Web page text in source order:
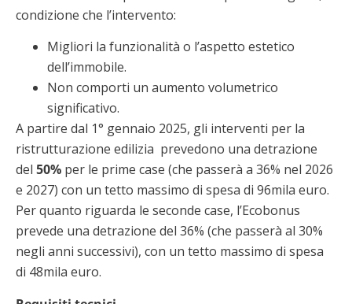
condizione che l’intervento:
Migliori la funzionalità o l’aspetto estetico
dell’immobile.
Non comporti un aumento volumetrico
significativo.
A partire dal 1° gennaio 2025, gli interventi per la
ristrutturazione edilizia prevedono una detrazione
del 50% per le prime case (che passerà a 36% nel 2026
e 2027) con un tetto massimo di spesa di 96mila euro.
Per quanto riguarda le seconde case, l’Ecobonus
prevede una detrazione del 36% (che passerà al 30%
negli anni successivi), con un tetto massimo di spesa
di 48mila euro.